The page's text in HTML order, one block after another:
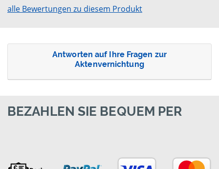
alle Bewertungen zu diesem Produkt
Antworten auf Ihre Fragen zur
Aktenvernichtung
BEZAHLEN SIE BEQUEM PER